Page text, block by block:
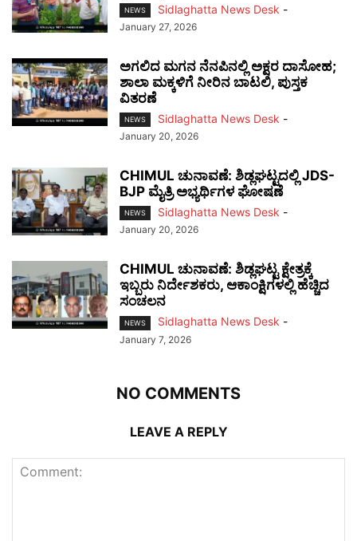
NEWS Sidlaghatta News Desk -
January 27, 2026
ಅಗಲಿದ ಮಗನ ನೆನಪಿನಲ್ಲಿ ಅಕ್ಷರ ದಾಸೋಹ;
ಶಾಲಾ ಮಕ್ಕಳಿಗೆ ನೀರಿನ ಬಾಟಲಿ, ಪುಸ್ತಕ
ವಿತರಣೆ
NEWS Sidlaghatta News Desk -
January 20, 2026
CHIMUL ಚುನಾವಣೆ: ಶಿಡ್ಲಘಟ್ಟದಲ್ಲಿ JDS-
BJP ಮೈತ್ರಿ ಅಭ್ಯರ್ಥಿಗಳ ಘೋಷಣೆ
NEWS Sidlaghatta News Desk -
January 20, 2026
CHIMUL ಚುನಾವಣೆ: ಶಿಡ್ಲಘಟ್ಟ ಕ್ಷೇತ್ರಕ್ಕೆ
ಇಬ್ಬರು ನಿರ್ದೇಶಕರು, ಆಕಾಂಕ್ಷಿಗಳಲ್ಲಿ ಹೆಚ್ಚಿದ
ಸಂಚಲನ
NEWS Sidlaghatta News Desk -
January 7, 2026
NO COMMENTS
LEAVE A REPLY